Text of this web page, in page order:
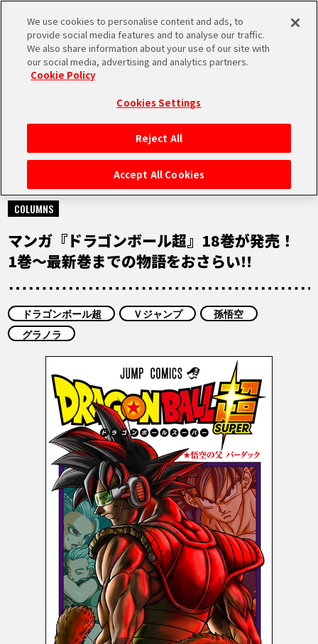
MEN
HOME
NEWS
RANKING
MOVIE
COLUMNS
ABOUT
LANGUAGE
EN FR DE ES
NEWS
2022.03.31
COLUMNS
マンガ『ドラゴンボール超』18巻が発売！
1巻～最新巻までの物語をおさらい!!
ドラゴンボール超 Ｖジャンプ
孫悟空
グラノラ
We use cookies to personalise content and ads, to
provide social media features and to analyse our traffic.
We also share information about your use of our site with
our social media, advertising and analytics partners.
Cookie Policy
Cookies Settings
Reject All
Accept All Cookies